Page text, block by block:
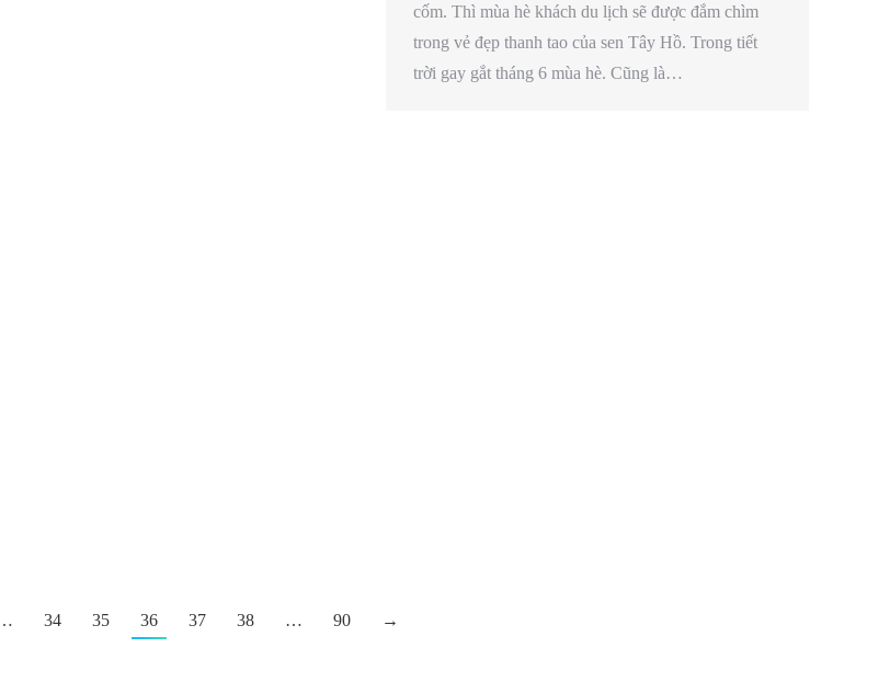
cốm. Thì mùa hè khách du lịch sẽ được đắm chìm
trong vẻ đẹp thanh tao của sen Tây Hồ. Trong tiết
trời gay gắt tháng 6 mùa hè. Cũng là…
34 35 36 37 38 … 90 →